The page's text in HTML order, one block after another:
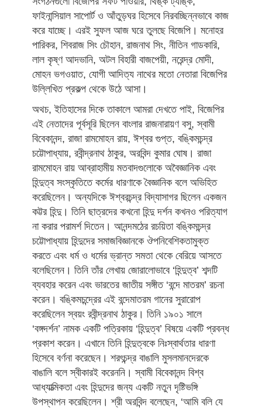
ফাইনান্সিয়াল সাপোর্ট ও আঁতুড়ঘর হিসেবে নিরবচ্ছিন্নভাবে কাজ
করে যাচ্ছে। এরই সুফল আজ ঘরে তুলছে বিজেপি। মনোহর
পারিকর, শিবরাজ সিং চৌহান, রাজনাথ সিং, নীতিন গাডকারি,
লাল কৃষ্ণ আদভানি, অটল বিহারী বাজপেয়ী, নরেন্দ্র মোদী,
মোহন ভগওয়াত, যোগী আদিত্য নাথের মতো নেতারা বিজেপির
উল্লিখিত প্রকল্প থেকে উঠে আসা।
অথচ, ইতিহাসের দিকে তাকালে আমরা দেখতে পাই, বিজেপির
এই নেতাদের পূর্বসূরি ছিলেন বাংলার রাজনারায়ণ বসু, স্বামী
বিবেকানন্দ, রাজা রামমোহন রায়, ঈশ্বর গুপ্ত, বঙ্কিমচন্দ্র
চট্টোপাধ্যায়, রবীন্দ্রনাথ ঠাকুর, অরবিন্দ কুমার ঘোষ। রাজা
রামমোহন রায় আব্রাহামীয় মতবাদগুলোকে অবৈজ্ঞানিক এবং
হিন্দুত্ব সংস্কৃতিতে কর্মের ধারণাকে বৈজ্ঞানিক বলে অভিহিত
করেছিলেন। অন্যদিকে ঈশ্বরচন্দ্র বিদ্যাসাগর ছিলেন একজন
কট্টর হিন্দু। তিনি ছাত্রদের কখনো হিন্দু দর্শন কখনও পরিত্যাগ
না করার পরামর্শ দিতেন। আনন্দমঠের রচয়িতা বঙ্কিমচন্দ্র
চট্টোপাধ্যায় হিন্দুদের সমাজবিজ্ঞানকে ঔপনিবেশিকতামুক্ত
করতে এবং ধর্ম ও ধর্মের ভ্রান্ত সমতা থেকে বেরিয়ে আসতে
বলেছিলেন। তিনি তাঁর লেখায় জোরালোভাবে ‘হিন্দুত্ব’ শব্দটি
ব্যবহার করেন এবং ভারতের জাতীয় সঙ্গীত ‘বন্দে মাতরম’ রচনা
করেন। বঙ্কিমচন্দ্রের এই বন্দেমাতরম গানের সুরারোপ
করেছিলেন স্বয়ং রবীন্দ্রনাথ ঠাকুর। তিনি ১৯০১ সালে
‘বঙ্গদর্শন’ নামক একটি পত্রিকায় ‘হিন্দুত্ব’ বিষয়ে একটি প্রবন্ধ
প্রকাশ করেন। এখানে তিনি হিন্দুত্বকে নিঃস্বার্থতার ধারণা
হিসেবে বর্ণনা করেছেন। শরৎচন্দ্র বাঙালি মুসলমানদেরকে
বাঙালি বলে স্বীকারই করেননি। স্বামী বিবেকানন্দ বিশ্ব
আধ্যাত্মিকতা এবং হিন্দুদের জন্য একটি নতুন দৃষ্টিভঙ্গি
উপস্থাপন করেছিলেন। শ্রী অরবিন্দ বলেছেন, ‘আমি বলি যে